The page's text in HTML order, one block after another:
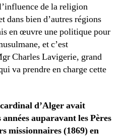
de la religion
dans bien d’autres régions
en œuvre une politique pour
et c’est
Charles Lavigerie, grand
va prendre en charge cette
d’Alger avait
auparavant les Pères
missionnaires (1869) en